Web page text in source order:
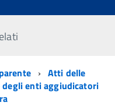
Atti delle
enti aggiudicatori